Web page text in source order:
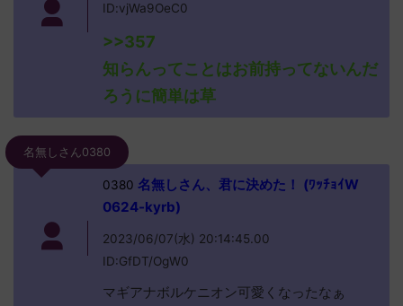
ID:vjWa9OeC0
>>357
知らんってことはお前持ってないんだ
ろうに簡単は草
名無しさん0380
0380 名無しさん、君に決めた！ (ﾜｯﾁｮｲW
0624-kyrb)
2023/06/07(水) 20:14:45.00
ID:GfDT/OgW0
マギアナボルケニオン可愛くなったなぁ